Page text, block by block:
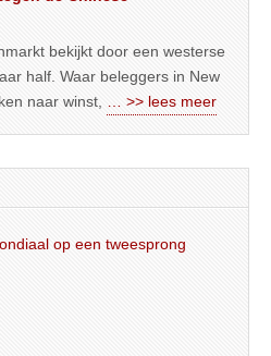
bekijkt door een westerse
half. Waar beleggers in New
naar winst, … >> lees meer
# 108: AI mondiaal op een tweesprong